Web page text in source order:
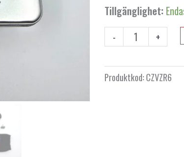
Tillgänglighet:
-
Kedjenitningverktyg
VZR
mängd
+
Produktkod:CZVZR6